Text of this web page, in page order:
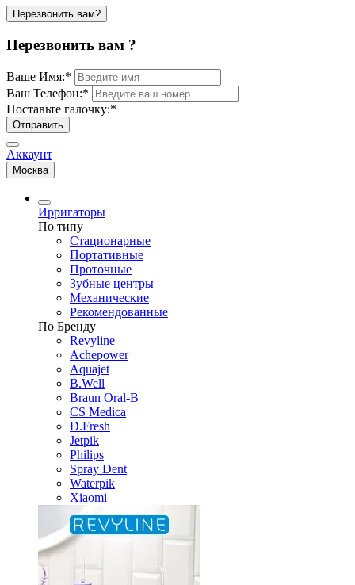
Перезвонить вам?
Перезвонить вам ?
Ваше Имя:*
Ваш Телефон:*
Поставьте галочку:*
Отправить
Аккаунт
Москва
Ирригаторы
По типу
Стационарные
Портативные
Проточные
Зубные центры
Механические
Рекомендованные
По Бренду
Revyline
Achepower
Aquajet
B.Well
Braun Oral-B
CS Medica
D.Fresh
Jetpik
Philips
Spray Dent
Waterpik
Xiaomi